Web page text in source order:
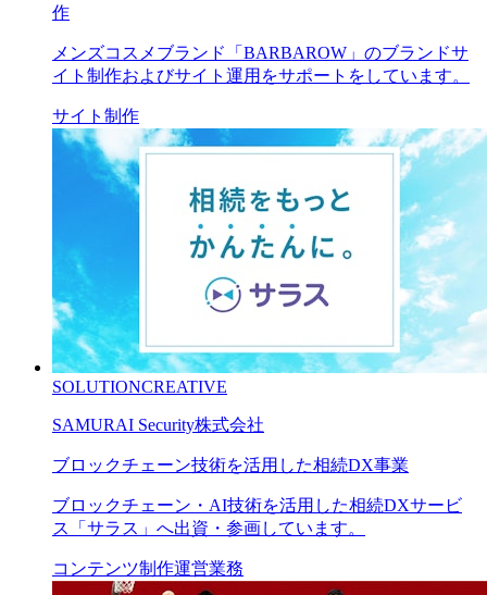
作
メンズコスメブランド「BARBAROW」のブランドサ
イト制作およびサイト運用をサポートをしています。
サイト制作
SOLUTIONCREATIVE
SAMURAI Security株式会社
ブロックチェーン技術を活用した相続DX事業
ブロックチェーン・AI技術を活用した相続DXサービ
ス「サラス」へ出資・参画しています。
コンテンツ制作運営業務